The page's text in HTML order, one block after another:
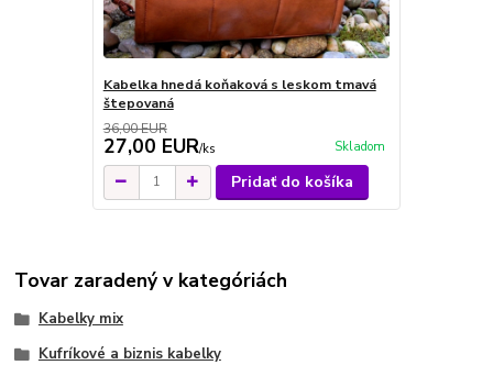
Kabelka hnedá koňaková s leskom tmavá
štepovaná
36,00 EUR
27,00 EUR/ks Skladom
Pridať do košíka
Tovar zaradený v kategóriách
Kabelky mix
Kufríkové a biznis kabelky